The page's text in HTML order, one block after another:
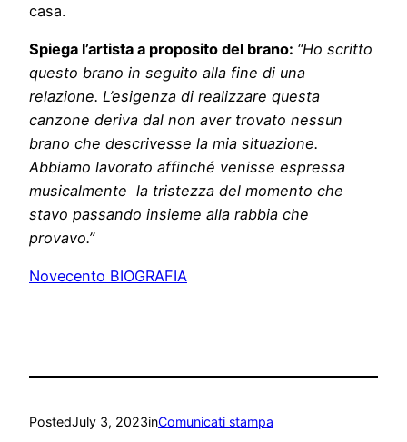
casa.
Spiega l’artista a proposito del brano: “Ho scritto
questo brano in seguito alla fine di una
relazione. L’esigenza di realizzare questa
canzone deriva dal non aver trovato nessun
brano che descrivesse la mia situazione.
Abbiamo lavorato affinché venisse espressa
musicalmente la tristezza del momento che
stavo passando insieme alla rabbia che
provavo.”
Novecento BIOGRAFIA
PostedJuly 3, 2023inComunicati stampa